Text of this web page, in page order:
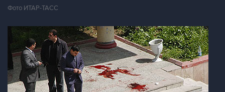
Фото ИТАР-ТАСС